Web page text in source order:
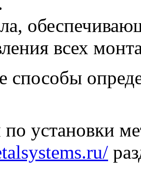
всех
способы
по установки